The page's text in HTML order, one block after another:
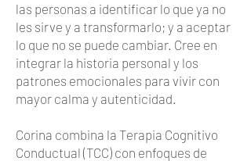
las personas a identificar lo que ya no
les sirve y a transformarlo; y a aceptar
lo que no se puede cambiar. Cree en
integrar la historia personal y los
patrones emocionales para vivir con
mayor calma y autenticidad.
Corina combina la Terapia Cognitivo
Conductual (TCC) con enfoques de